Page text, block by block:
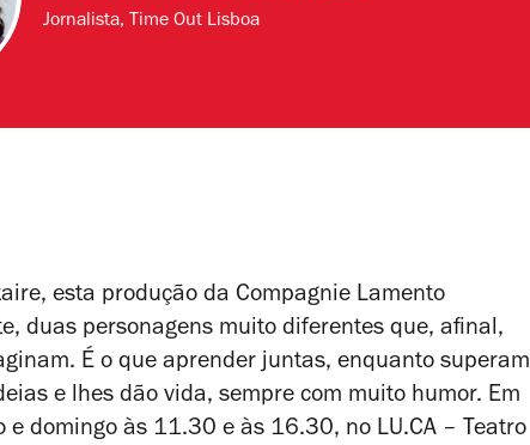
Jornalista, Time Out Lisboa
esta produção da Compagnie Lamento
duas personagens muito diferentes que, afinal,
É o que aprender juntas, enquanto superam
e lhes dão vida, sempre com muito humor. Em
domingo às 11.30 e às 16.30, no LU.CA – Teatro